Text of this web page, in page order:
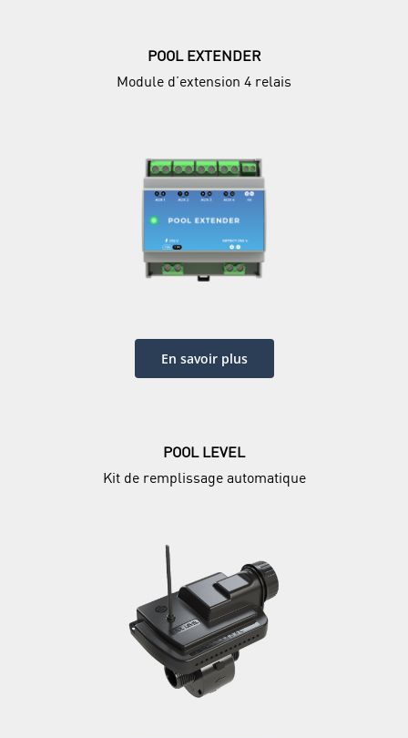
POOL EXTENDER
Module d’extension 4 relais
En savoir plus
POOL LEVEL
Kit de remplissage automatique